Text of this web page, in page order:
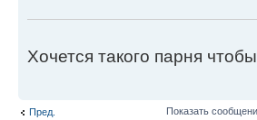
Хочется такого парня
Пред. Показать